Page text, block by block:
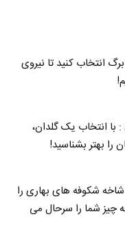
انتخاب کنید تا نیروی
انتخاب یک گلدان،
بهتر بشناسید!
شکوفه های بهاری را
چیز شما را سرحال می‌